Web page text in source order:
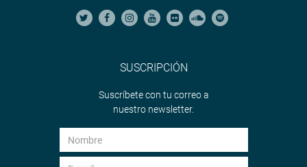
SUSCRIPCIÓN
Suscríbete con tu correo a
nuestro newsletter.